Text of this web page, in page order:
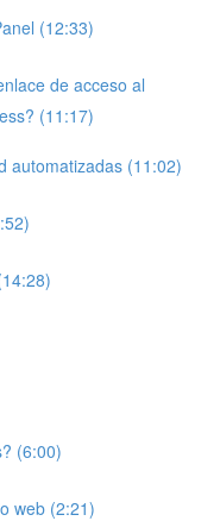
(12:33)
de acceso al
(11:17)
automatizadas (11:02)
(6:00)
web (2:21)